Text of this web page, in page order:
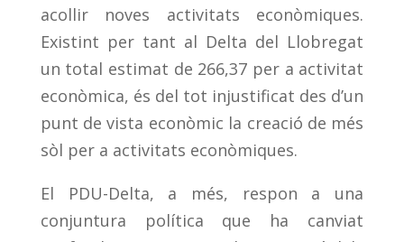
acollir noves activitats econòmiques.
Existint per tant al Delta del Llobregat
un total estimat de 266,37 per a activitat
econòmica, és del tot injustificat des d’un
punt de vista econòmic la creació de més
sòl per a activitats econòmiques.
El PDU-Delta, a més, respon a una
conjuntura política que ha canviat